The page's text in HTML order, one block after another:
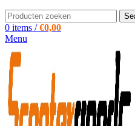
0 items / €0,00
Menu